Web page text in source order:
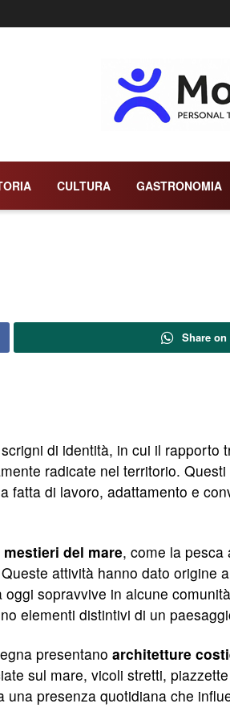
CULTURA GASTRONOMIA
Share
di identità, in cui il rapporto
radicate nel territorio.
di lavoro, adattamento e
mestieri del mare, come la
attività hanno dato origine
sopravvive in alcune
elementi distintivi di un
presentano architetture
sul mare, vicoli stretti,
presenza quotidiana che